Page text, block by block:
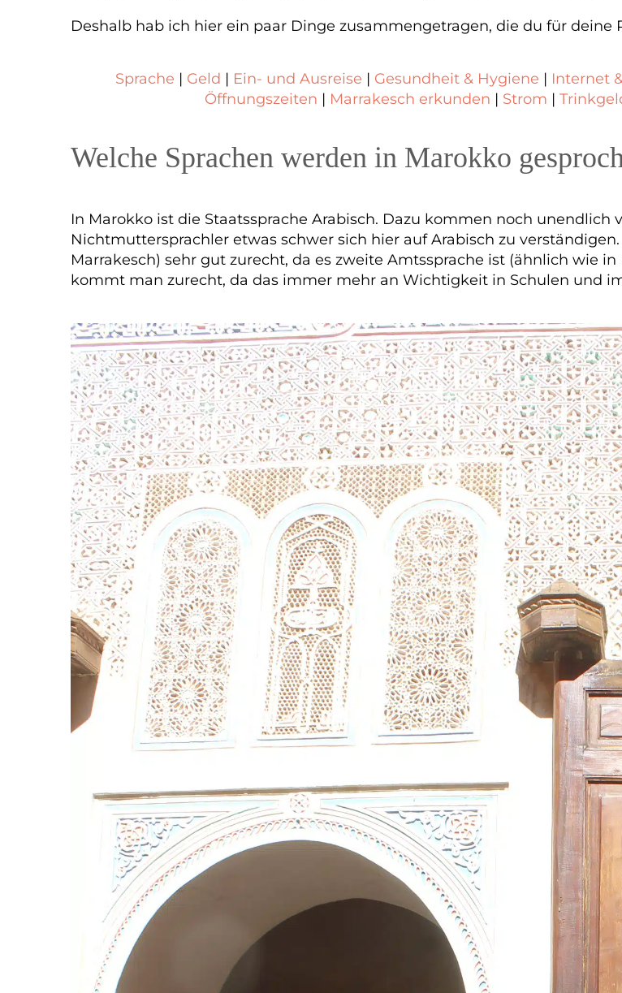
Deshalb hab ich hier ein paar Dinge zusammengetragen, die du für deine
Sprache | Geld | Ein- und Ausreise | Gesundheit & Hygiene | Internet
Öffnungszeiten | Marrakesch erkunden | Strom |
Welche Sprachen werden in Marokko
In Marokko ist die Staatssprache Arabisch. Dazu kommen noch unendlich
Nichtmuttersprachler etwas schwer sich hier auf Arabisch zu
Marrakesch) sehr gut zurecht, da es zweite Amtssprache ist (ähnlich wie
kommt man zurecht, da das immer mehr an Wichtigkeit in Schulen und